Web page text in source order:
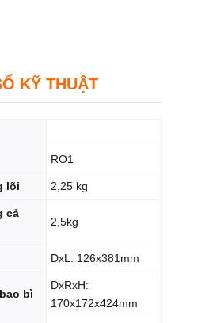
KỸ THUẬT
RO1
lõi 2,25 kg
cả
2,5kg
DxL: 126x381mm
bì
DxRxH:
170x172x424mm